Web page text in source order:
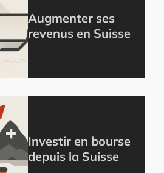
Augmenter ses
revenus en Suisse
Investir en bourse
depuis la Suisse